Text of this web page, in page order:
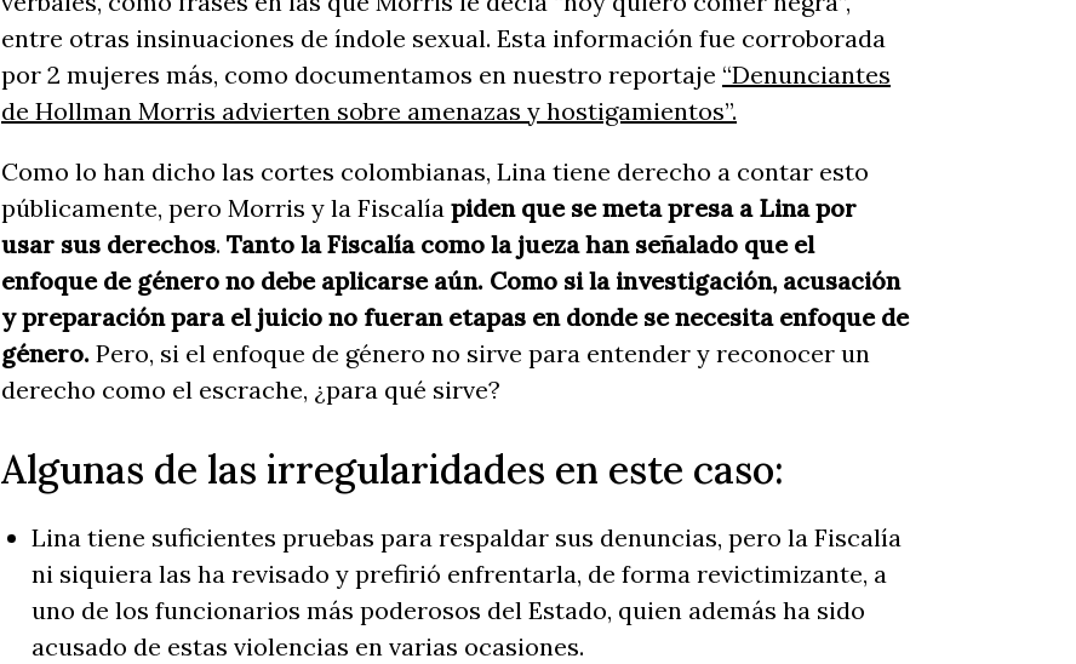
entre otras insinuaciones de índole sexual. Esta información fue corroborada
por 2 mujeres más, como documentamos en nuestro reportaje “Denunciantes
de Hollman Morris advierten sobre amenazas y hostigamientos”.
Como lo han dicho las cortes colombianas, Lina tiene derecho a contar esto
públicamente, pero Morris y la Fiscalía piden que se meta presa a Lina por
usar sus derechos. Tanto la Fiscalía como la jueza han señalado que el
enfoque de género no debe aplicarse aún. Como si la investigación, acusación
y preparación para el juicio no fueran etapas en donde se necesita enfoque de
género. Pero, si el enfoque de género no sirve para entender y reconocer un
derecho como el escrache, ¿para qué sirve?
Algunas de las irregularidades en este caso:
Lina tiene suficientes pruebas para respaldar sus denuncias, pero la Fiscalía
ni siquiera las ha revisado y prefirió enfrentarla, de forma revictimizante, a
uno de los funcionarios más poderosos del Estado, quien además ha sido
acusado de estas violencias en varias ocasiones.